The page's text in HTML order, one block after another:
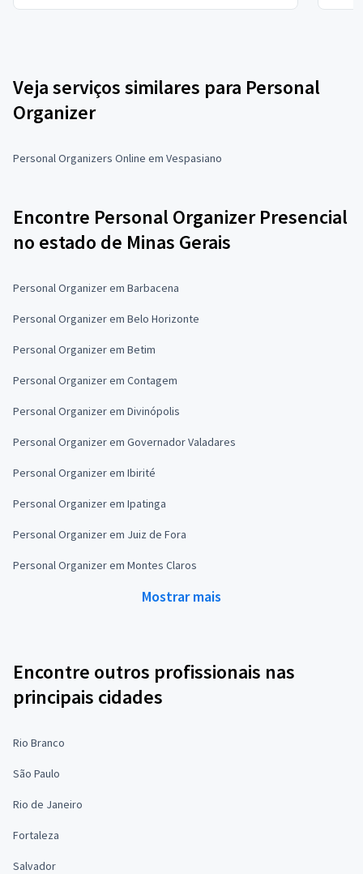
Veja serviços similares para Personal
Organizer
Personal Organizers Online em Vespasiano
Encontre Personal Organizer Presencial
no estado de Minas Gerais
Personal Organizer em Barbacena
Personal Organizer em Belo Horizonte
Personal Organizer em Betim
Personal Organizer em Contagem
Personal Organizer em Divinópolis
Personal Organizer em Governador Valadares
Personal Organizer em Ibirité
Personal Organizer em Ipatinga
Personal Organizer em Juiz de Fora
Personal Organizer em Montes Claros
Mostrar mais
Encontre outros profissionais nas
principais cidades
Rio Branco
São Paulo
Rio de Janeiro
Fortaleza
Salvador